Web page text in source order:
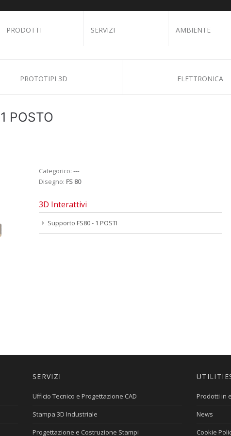
PRODOTTI SERVIZI AMBIENTE
PROTOTIPI 3D ELETTRONICA
POSTO
Categorico: ---
Disegno: FS 80
3D Interattivi
Supporto FS80 - 1 POSTI
SERVIZI
Ufficio Tecnico e Progettazione CAD
Stampa 3D Industriale
Progettazione e Costruzione Stampi
Prodotti in
News
Cookie